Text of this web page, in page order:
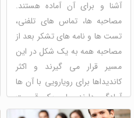
آشنا و برای آن آماده هستند.
مصاحبه ها، تماس های تلفنی،
تست ها و نامه های تشکر بعد از
مصاحبه همه به یک شکل در این
مسیر قرار می گیرند و اکثر
کاندیداها برای رویارویی با آن ها
آمادگی دارند. ولی یک قسمت
...